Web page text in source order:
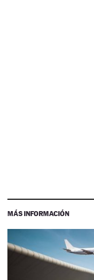
MÁS INFORMACIÓN